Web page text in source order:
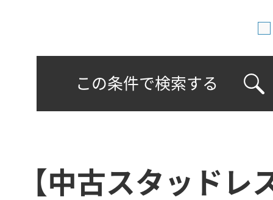
この条件で検索する
【中古スタッドレ